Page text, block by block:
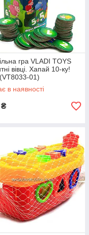
гра VLADI TOYS
вівці. Хапай 10-ку!
01)
в наявності
₴